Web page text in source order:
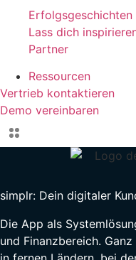
Erfolgsgeschichten
Lass dich
Partner
Ressourcen
Vertrieb kontaktieren
Demo vereinbaren
simplr: Dein digitaler
Die App als
und Finanzbereich.